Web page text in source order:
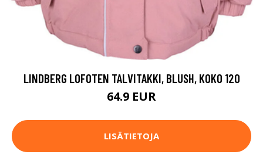
LINDBERG LOFOTEN TALVITAKKI, BLUSH, KOKO 120
64.9 EUR
LISÄTIETOJA